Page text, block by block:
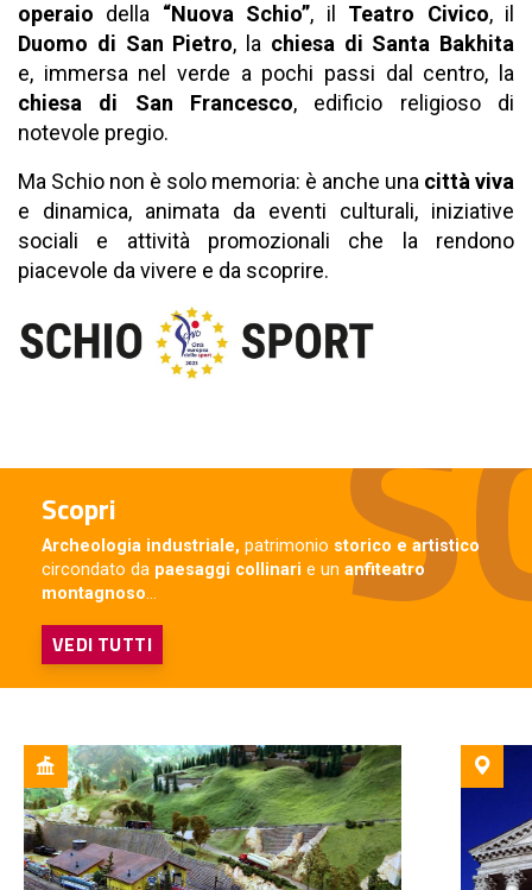
operaio della “Nuova Schio”, il Teatro Civico, il
Duomo di San Pietro, la chiesa di Santa Bakhita
e, immersa nel verde a pochi passi dal centro, la
chiesa di San Francesco, edificio religioso di
notevole pregio.
Ma Schio non è solo memoria: è anche una città viva
e dinamica, animata da eventi culturali, iniziative
sociali e attività promozionali che la rendono
piacevole da vivere e da scoprire.
Scopri
Archeologia industriale, patrimonio storico e artistico
circondato da paesaggi collinari e un anfiteatro
montagnoso...
VEDI TUTTI